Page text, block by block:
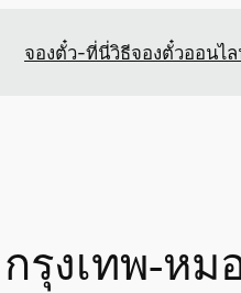
จองตั๋ว-ที่นี่วิธีจองตั๋วออนไ
รุงเทพ-หม